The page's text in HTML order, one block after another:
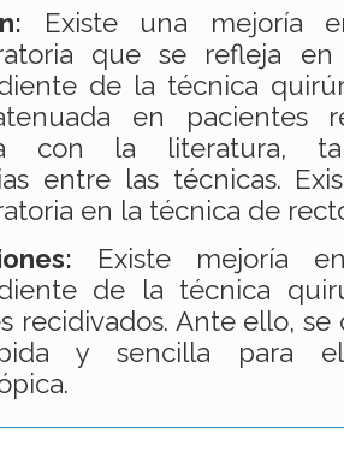
Existe una mejoría
que se refleja
de la técnica
en pacientes
con la literatura,
entre las técnicas.
en la técnica de
Existe mejoría
de la técnica
recidivados. Ante ello,
y sencilla para el